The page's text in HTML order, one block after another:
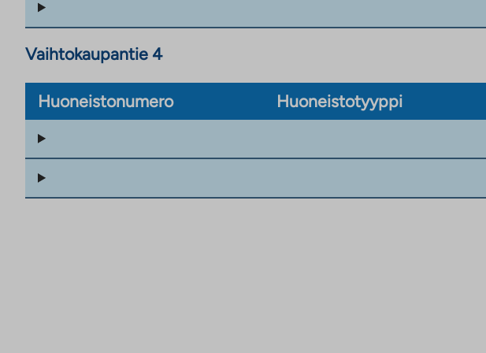
Vaihtokaupantie 4
Huoneistonumero Huoneistotyyppi